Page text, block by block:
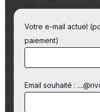
Votre e-mail actuel
paiement)
Email souhaité :